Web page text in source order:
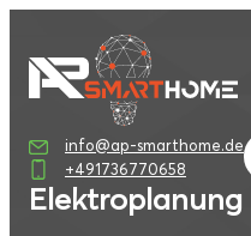
info@ap-smarthome.de
+491736770658
Elektroplanung